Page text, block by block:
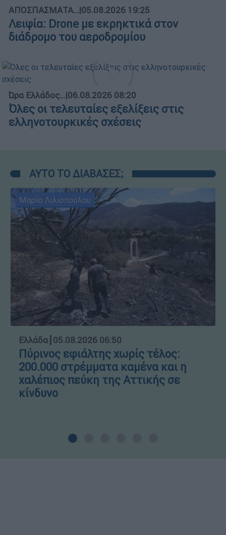
ΑΠΟΣΠΑΣΜΑΤΑ...|05.08.2026 19:25
Λειψία: Drone με εκρηκτικά στον
διάδρομο του αεροδρομίου
Ώρα Ελλάδος...|06.08.2026 08:20
Όλες οι τελευταίες εξελίξεις στις
ελληνοτουρκικές σχέσεις
ΑΥΤΟ ΤΟ ΔΙΑΒΑΣΕΣ;
Μαρία Λιλιοπούλου
Ελλάδα┋05.08.2026 06:50
Πύρινος εφιάλτης χωρίς τέλος:
200.000 στρέμματα καμένα και η
χαλέπιος πεύκη της Αττικής σε
κίνδυνο